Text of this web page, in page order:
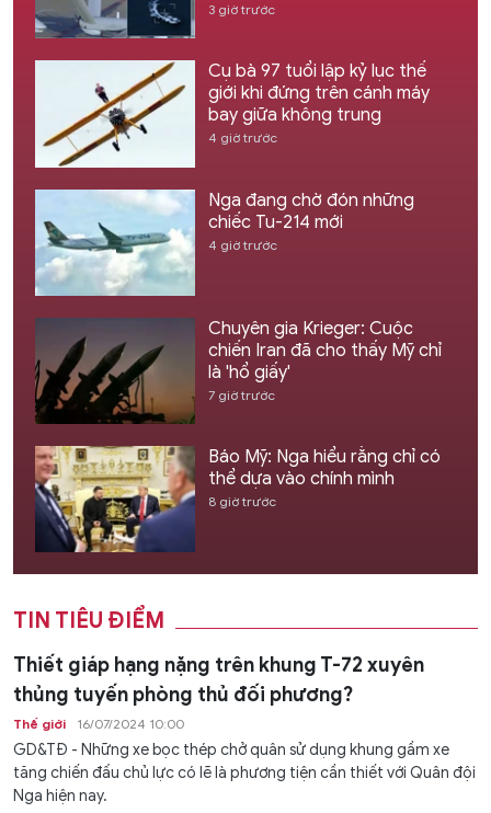
3 giờ trước
Cụ bà 97 tuổi lập kỷ lục thế
giới khi đứng trên cánh máy
bay giữa không trung
4 giờ trước
Nga đang chờ đón những
chiếc Tu-214 mới
4 giờ trước
Chuyên gia Krieger: Cuộc
chiến Iran đã cho thấy Mỹ chỉ
là 'hổ giấy'
7 giờ trước
Báo Mỹ: Nga hiểu rằng chỉ có
thể dựa vào chính mình
8 giờ trước
TIN TIÊU ĐIỂM
Thiết giáp hạng nặng trên khung T-72 xuyên
thủng tuyến phòng thủ đối phương?
Thế giới 16/07/2024 10:00
GD&TĐ - Những xe bọc thép chở quân sử dụng khung gầm xe
tăng chiến đấu chủ lực có lẽ là phương tiện cần thiết với Quân đội
Nga hiện nay.